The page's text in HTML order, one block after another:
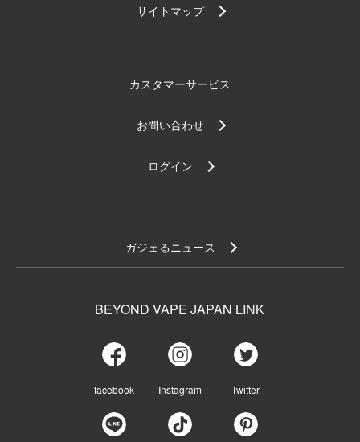
サイトマップ
カスタマーサービス
お問い合わせ
ログイン
ガジェるニュース
BEYOND VAPE JAPAN LINK
facebook Instagram Twitter